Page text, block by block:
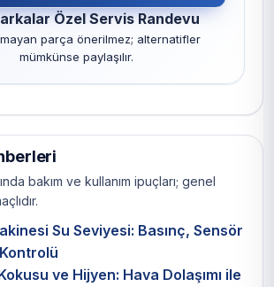
Özel Servis Randevu
parça önerilmez; alternatifler
mümkünse paylaşılır.
bakım ve kullanım ipuçları; genel
Su Seviyesi: Basınç, Sensör
ve Hijyen: Hava Dolaşımı ile